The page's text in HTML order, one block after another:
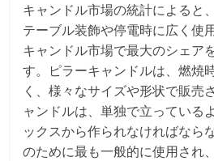
キャンドル市場の統計によると
テーブル装飾や停電時に広く使
キャンドル市場で最大のシェア
す。ピラーキャンドルは、燃焼
く、様々なサイズや形状で販売
ャンドルは、単独で立っている
ックスから作られなければなら
のために最も一般的に使用され